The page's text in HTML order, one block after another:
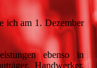
ich am 1. Dezember
ebenso in
Handwerker,